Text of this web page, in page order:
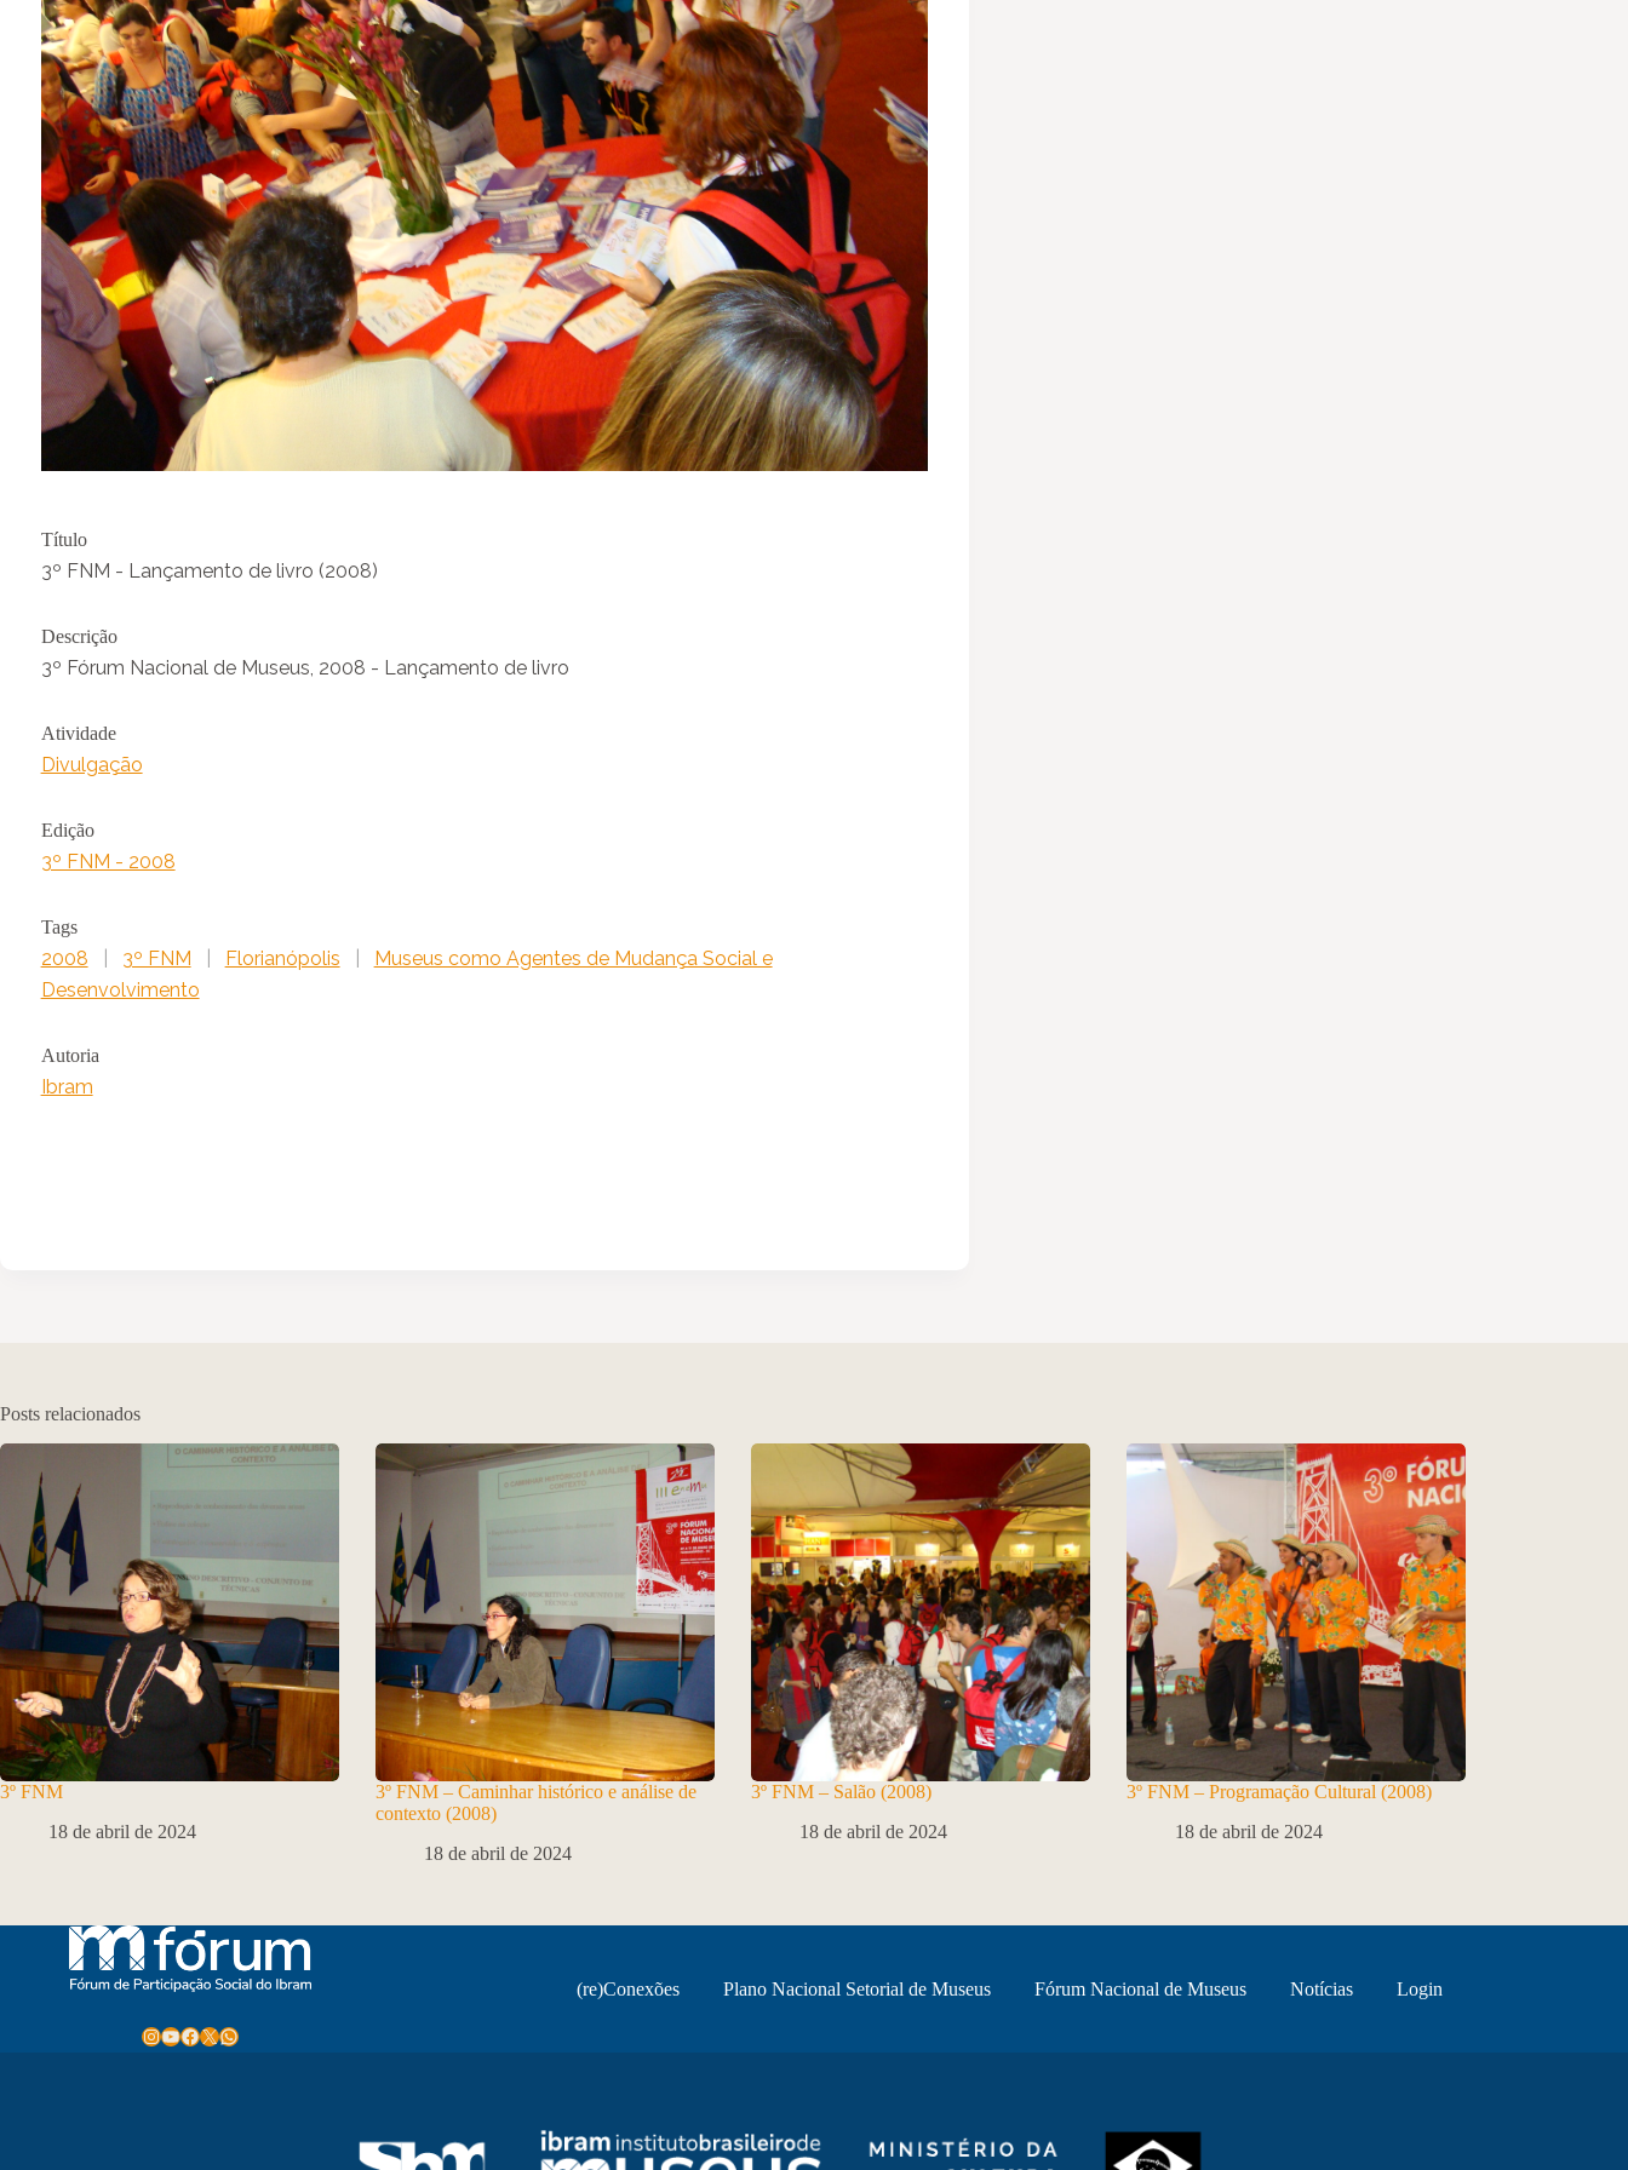
Título
3º FNM - Lançamento de livro (2008)
Descrição
3º Fórum Nacional de Museus, 2008 - Lançamento de livro
Atividade
Divulgação
Edição
3º FNM - 2008
Tags
2008 3º FNM Florianópolis
Museus como Agentes de Mudança Social e
Desenvolvimento
Autoria
Ibram
Posts relacionados
3º FNM
18 de abril de 2024
3º FNM – Caminhar histórico e análise de
contexto (2008)
18 de abril de 2024
3º FNM – Salão (2008)
18 de abril de 2024
3º FNM – Programação Cultural (2008)
18 de abril de 2024
Instagram
Youtube
Facebook
X WhatsApp
(re)Conexões Plano Nacional Setorial de Museus Fórum Nacional de Museus Notícias Login